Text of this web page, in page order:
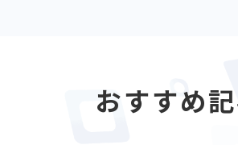
おすすめ